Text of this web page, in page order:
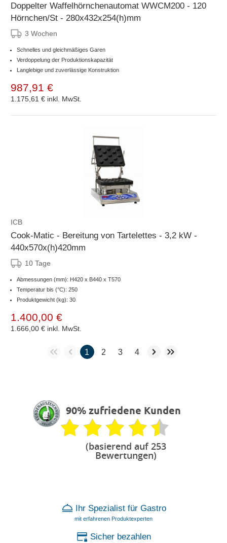
Doppelter Waffelhörnchenautomat WWCM200 - 120
Hörnchen/St - 280x432x254(h)mm
3 Wochen
Schnelles und gleichmäßiges Garen
Verdoppelung der Produktionskapazität
Langlebige und zuverlässige Konstruktion
987,91 €
1.175,61 € inkl. MwSt.
ICB
Cook-Matic - Bereitung von Tartelettes - 3,2 kW -
440x570x(h)420mm
10 Tage
Abmessungen (mm): H420 x B440 x T570
Temperatur bis (°C): 250
Produktgewicht (kg): 30
1.400,00 €
1.666,00 € inkl. MwSt.
1 2 3 4
90% zufriedene Kunden
(basierend auf 253
Bewertungen)
Ihr Spezialist für Gastro
mit erfahrenen Produktexperten
Sicher bezahlen